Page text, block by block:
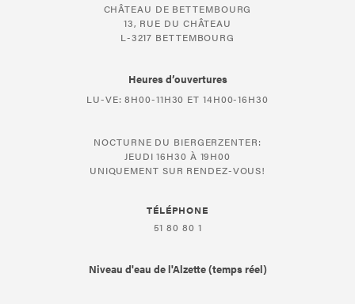
CHÂTEAU DE BETTEMBOURG
13, RUE DU CHÂTEAU
L-3217 BETTEMBOURG
Heures d’ouvertures
LU-VE: 8H00-11H30 ET 14H00-16H30
NOCTURNE DU BIERGERZENTER:
JEUDI 16H30 À 19H00
UNIQUEMENT SUR RENDEZ-VOUS!
TÉLÉPHONE
51 80 80 1
Niveau d'eau de l'Alzette (temps réel)